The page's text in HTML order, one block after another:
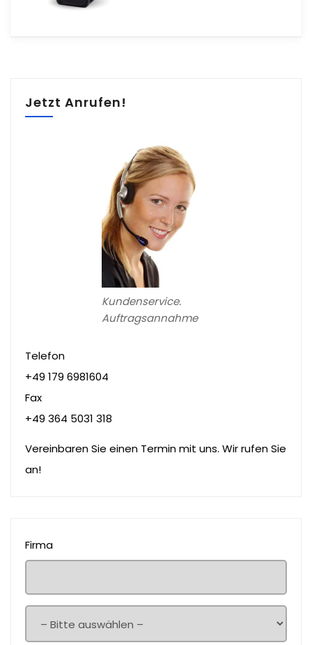
Jetzt Anrufen!
Kundenservice.
Auftragsannahme
Telefon
+49 179 6981604
Fax
+49 364 5031 318
Vereinbaren Sie einen Termin mit uns. Wir rufen Sie
an!
Firma